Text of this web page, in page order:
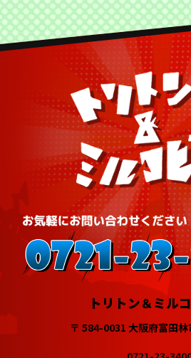
トリトン＆ミル
〒 584-0031 大阪府富田